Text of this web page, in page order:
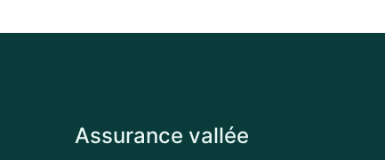
Assurance vallée